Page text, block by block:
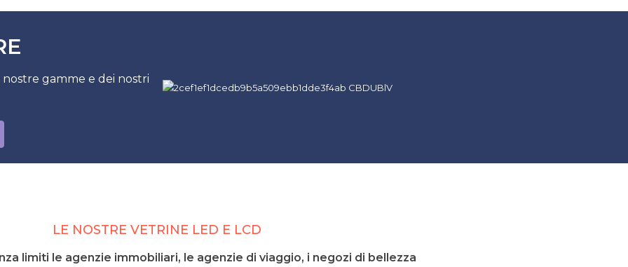
gamme e dei nostri
LE NOSTRE VETRINE LED E LCD
limiti le agenzie immobiliari, le agenzie di viaggio, i negozi di bellezza